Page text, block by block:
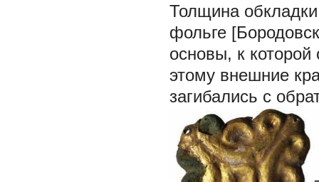
Толщина
фольге
основы, к которой
этому внешние
загибались с